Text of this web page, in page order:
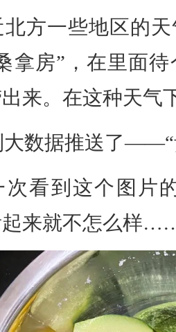
北方一些地区的
拿房”，在里面
来。在这种天气
大数据推送了——
次看到这个图片
起来就不怎么样